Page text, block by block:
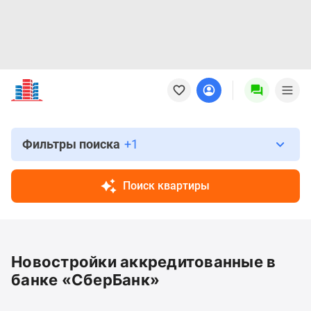
Новостройки
Квартиры
Новостройки
Москвы
Новостройки
Подмосковья
новостройки
Новостройки
Фильтры поиска +1
Поиск квартиры
Новостройки аккредитованные в
банке «СберБанк»